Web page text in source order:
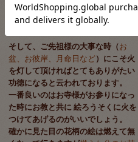
そして、ご先祖様の大事な時（お
盆、お彼岸、月命日など）にこそ火
を灯して頂ければとてもありがたい
功徳になると云われております。
一番良いのはお寺様がお参りになっ
た時にお教と共に 絵ろうそくに火を
つけてあげるのがいいでしょう。
確かに見た目の花柄の絵は燃えて無